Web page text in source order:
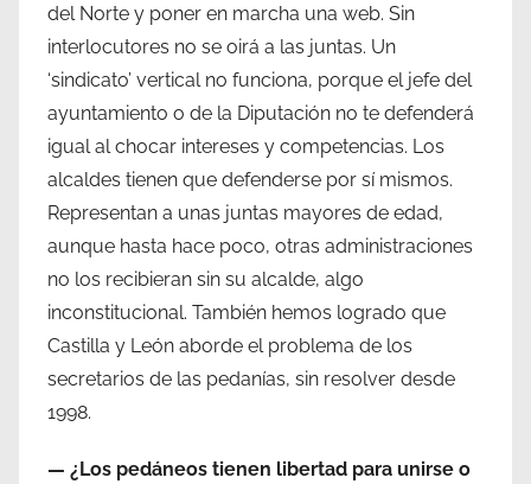
del Norte y poner en marcha una web. Sin
interlocutores no se oirá a las juntas. Un
‘sindicato’ vertical no funciona, porque el jefe del
ayuntamiento o de la Diputación no te defenderá
igual al chocar intereses y competencias. Los
alcaldes tienen que defenderse por sí mismos.
Representan a unas juntas mayores de edad,
aunque hasta hace poco, otras administraciones
no los recibieran sin su alcalde, algo
inconstitucional. También hemos logrado que
Castilla y León aborde el problema de los
secretarios de las pedanías, sin resolver desde
1998.
— ¿Los pedáneos tienen libertad para unirse o